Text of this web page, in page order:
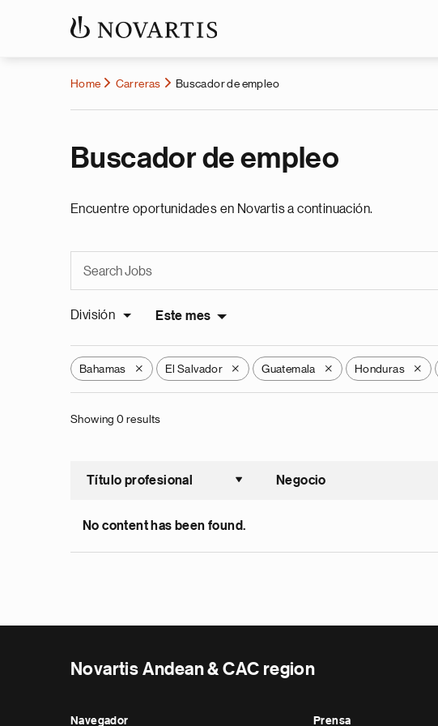
Home Carreras Buscador de empleo
Buscador de empleo
Encuentre oportunidades en Novartis a continuación.
División Este mes
Bahamas X El Salvador X Guatemala X Honduras X
Showing 0 results
Título profesional
Ordenar
Negocio
No content has been found.
Novartis Andean & CAC region
Navegador Prensa